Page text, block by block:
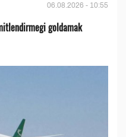
06.08.2026 - 10:55
goldamak